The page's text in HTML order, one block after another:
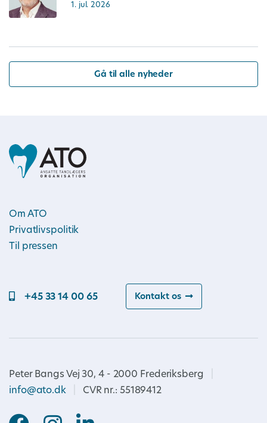
1. jul. 2026
Gå til alle nyheder
Om ATO
Privatlivspolitik
Til pressen
+45 33 14 00 65 Kontakt os
Peter Bangs Vej 30, 4 - 2000 Frederiksberg
info@ato.dk
CVR nr.: 55189412